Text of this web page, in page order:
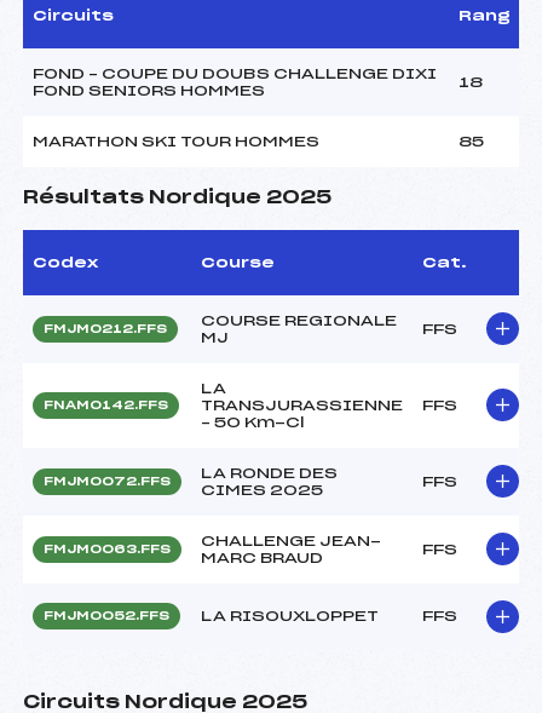
Circuits Rang
FOND – COUPE DU DOUBS CHALLENGE DIXI
FOND SENIORS HOMMES
18
MARATHON SKI TOUR HOMMES 85
Résultats Nordique 2025
Codex Course Cat.
FMJM0212.FFS
COURSE REGIONALE
MJ
FFS
FNAM0142.FFS
LA
TRANSJURASSIENNE
– 50 Km-Cl
FFS
FMJM0072.FFS
LA RONDE DES
CIMES 2025
FFS
FMJM0063.FFS
CHALLENGE JEAN-
MARC BRAUD
FFS
FMJM0052.FFS LA RISOUXLOPPET FFS
Circuits Nordique 2025